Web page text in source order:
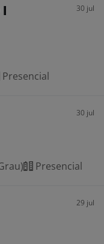
30 jul
Presencial
30 jul
Presencial
29 jul